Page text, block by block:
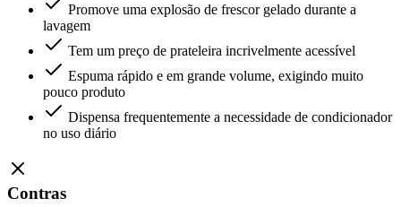
Promove uma explosão de frescor gelado durante a
lavagem
Tem um preço de prateleira incrivelmente acessível
Espuma rápido e em grande volume, exigindo muito
pouco produto
Dispensa frequentemente a necessidade de condicionador
no uso diário
Contras